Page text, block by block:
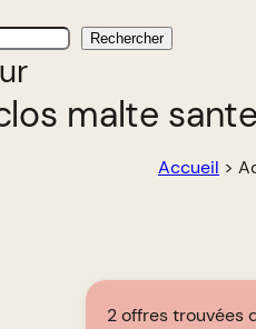
Rechercher
malte
Accueil >
2 offres trouvées